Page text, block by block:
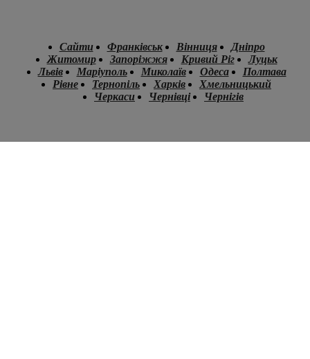
Сайти Франківськ Вінниця
Дніпро
Житомир
Запоріжжя Кривий Ріг
Луцьк
Львів
Маріуполь Миколаїв Одеса
Полтава
Рівне
Тернопіль Харків
Хмельницький
Черкаси
Чернівці Чернігів